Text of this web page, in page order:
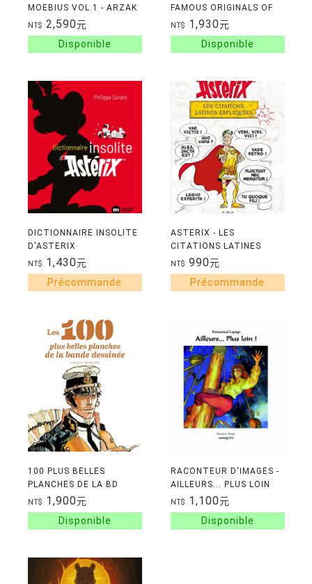
MOEBIUS VOL.1 - ARZAK
(ARTBOOK BILINGUE
FR/EN 英法雙語)
NT$ 2,590元
FAMOUS ORIGINALS OF
NARRATIVE ART
NT$ 1,930元
DICTIONNAIRE INSOLITE
D'ASTERIX
NT$ 1,430元
ASTERIX - LES
CITATIONS LATINES
EXPLIQUEES
NT$ 990元
100 PLUS BELLES
PLANCHES DE LA BD
(LES)
NT$ 1,900元
RACONTEUR D'IMAGES -
AILLEURS... PLUS LOIN
NT$ 1,100元